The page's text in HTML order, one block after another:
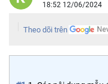
18:52 12/06/2024
Theo dõi trên